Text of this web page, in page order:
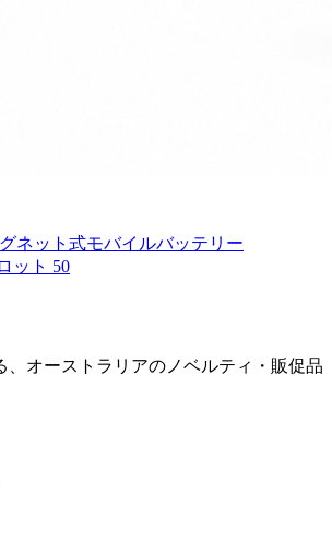
ネット式モバイルバッテリー
ット 50
、オーストラリアのノベルティ・販促品